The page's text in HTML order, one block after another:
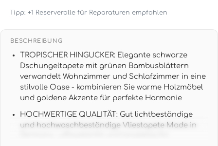
Tipp: +1 Reserverolle für Reparaturen empfohlen
BESCHREIBUNG
TROPISCHER HINGUCKER: Elegante schwarze
Dschungeltapete mit grünen Bambusblättern
verwandelt Wohnzimmer und Schlafzimmer in eine
stilvolle Oase - kombinieren Sie warme Holzmöbel
und goldene Akzente für perfekte Harmonie
HOCHWERTIGE QUALITÄT: Gut lichtbeständige
und hochwaschbeständige Vliestapete Made in